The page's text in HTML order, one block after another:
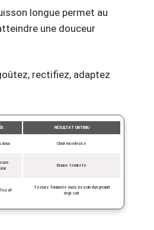
longue permet au
une douceur
rectifiez, adaptez
RÉSULTAT OBTENU
doux Chair moelleuse
Bonne tendreté
feu vif
Texture fondante mais besoin d’un produit
déjà cuit